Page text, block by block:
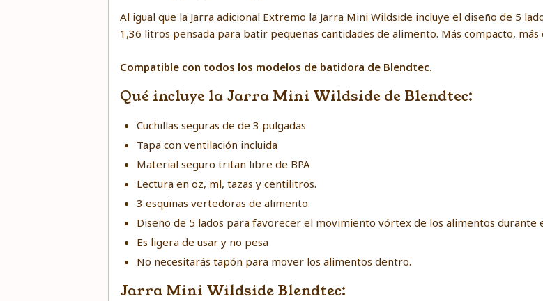
Al igual que la Jarra adicional Extremo la Jarra Mini Wildside incluye el diseño de 5
1,36 litros pensada para batir pequeñas cantidades de alimento. Más compacto,
Compatible con todos los modelos de batidora de Blendtec.
Qué incluye la Jarra Mini Wildside de Blendtec:
Cuchillas seguras de de 3 pulgadas
Tapa con ventilación incluida
Material seguro tritan libre de BPA
Lectura en oz, ml, tazas y centilitros.
3 esquinas vertedoras de alimento.
Diseño de 5 lados para favorecer el movimiento vórtex de los alimentos durante
Es ligera de usar y no pesa
No necesitarás tapón para mover los alimentos dentro.
Jarra Mini Wildside Blendtec: